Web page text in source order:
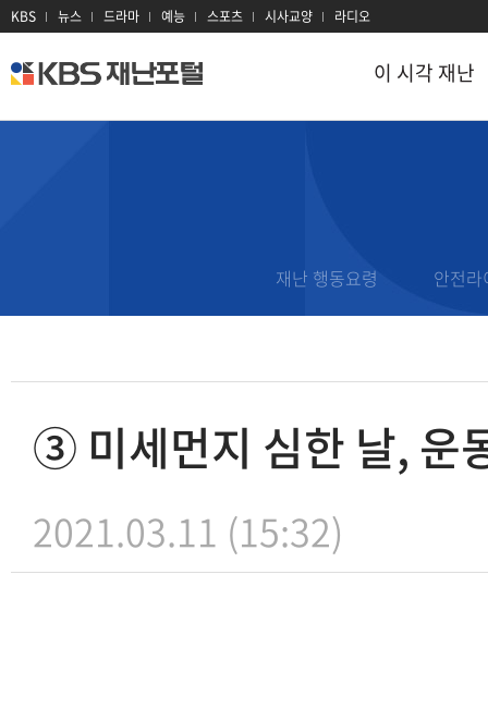
KBS 뉴스 드라마 예능 스포츠 시사교양 라디오
kbs
재
이 시각 재난
호우
산사태
폭염
감염병
전력
방사선
재난문자
과거 재난기록
재난 유관기관
재난 행동요령 안전
③ 미세먼지 심한 날, 운
2021.03.11 (15:32)